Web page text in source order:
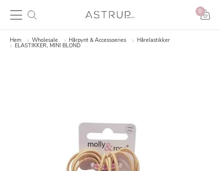
0
Hem Wholesale Hårpynt & Accessoeries
Hårelastikker
ELASTIKKER, MINI BLOND